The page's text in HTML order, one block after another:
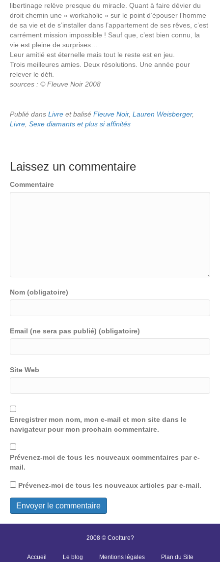
libertinage relève presque du miracle. Quant à faire dévier du
droit chemin une « workaholic » sur le point d’épouser l’homme
de sa vie et de s’installer dans l’appartement de ses rêves, c’est
carrément mission impossible ! Sauf que, c’est bien connu, la
vie est pleine de surprises…
Leur amitié est éternelle mais tout le reste est en jeu.
Trois meilleures amies. Deux résolutions. Une année pour
relever le défi.
sources : © Fleuve Noir 2008
Publié dans Livre et balisé Fleuve Noir, Lauren Weisberger,
Livre Sexe diamants et plus si affinités
Laissez un commentaire
Commentaire
Nom (obligatoire)
Email (ne sera pas publié) (obligatoire)
Site Web
Enregistrer mon nom, mon e-mail et mon site dans le
navigateur pour mon prochain commentaire.
Prévenez-moi de tous les nouveaux commentaires par e-
mail.
Prévenez-moi de tous les nouveaux articles par e-mail.
2008 © Coolture?
Accueil Le blog Mentions légales Plan du Site